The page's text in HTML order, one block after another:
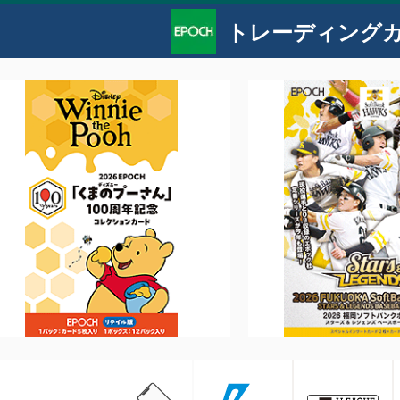
トレーディング